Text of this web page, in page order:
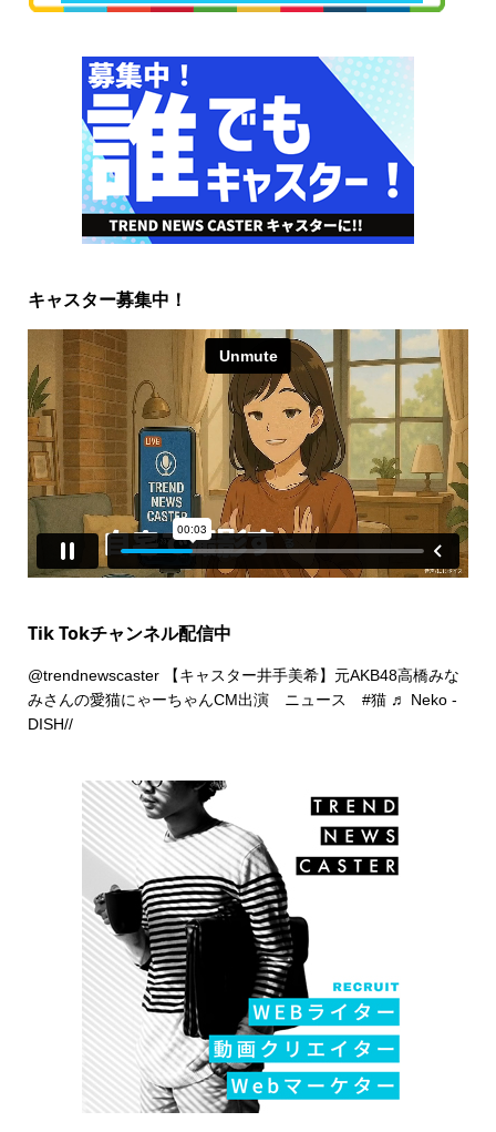
キャスター募集中！
Tik Tokチャンネル配信中
@trendnewscaster【キャスター井手美希】元AKB48高橋みな
みさんの愛猫にゃーちゃんCM出演 ニュース #猫 ♬ Neko -
DISH//